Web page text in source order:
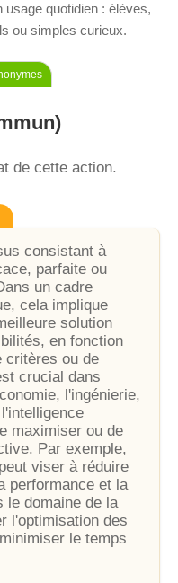
usage quotidien : élèves,
ou simples curieux.
de cette action.
consistant à
parfaite ou
un cadre
cela implique
solution
en fonction
critères ou de
crucial dans
l'ingénierie,
maximiser ou de
Par exemple,
viser à réduire
performance et la
le domaine de la
l'optimisation des
le temps